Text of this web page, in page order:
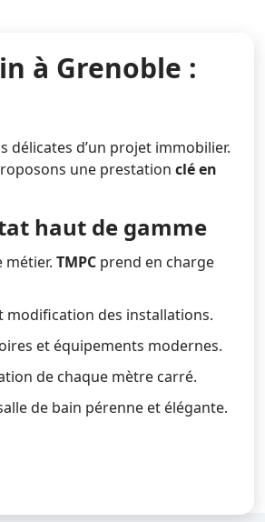
votre
nosà Grenoble :
délicates d’un projet immobilier.
une prestation clé en
haut de gamme
métier. TMPC prend en charge
modification des installations.
et équipements modernes.
de chaque mètre carré.
de bain pérenne et élégante.